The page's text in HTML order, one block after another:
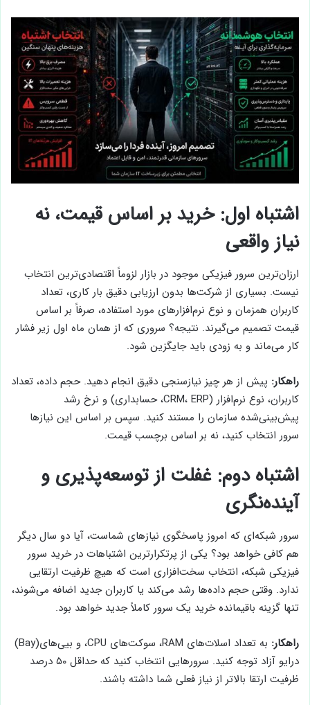
اشتباه اول: خرید بر اساس قیمت، نه
نیاز واقعی
ارزان‌ترین سرور فیزیکی موجود در بازار لزوماً اقتصادی‌ترین انتخاب
نیست. بسیاری از شرکت‌ها بدون ارزیابی دقیق بار کاری، تعداد
کاربران همزمان و نوع نرم‌افزارهای مورد استفاده، صرفاً بر اساس
قیمت تصمیم می‌گیرند. نتیجه؟ سروری که از همان ماه اول زیر فشار
کار می‌ماند و به زودی باید جایگزین شود.
راهکار: پیش از هر چیز نیازسنجی دقیق انجام دهید. حجم داده، تعداد
کاربران، نوع نرم‌افزار (CRM، ERP، حسابداری) و نرخ رشد
پیش‌بینی‌شده سازمان را مستند کنید. سپس بر اساس این نیازها
سرور انتخاب کنید، نه بر اساس برچسب قیمت.
اشتباه دوم: غفلت از توسعه‌پذیری و
آینده‌نگری
سرور شبکه‌ای که امروز پاسخگوی نیازهای شماست، آیا دو سال دیگر
هم کافی خواهد بود؟ یکی از پرتکرارترین اشتباهات در خرید سرور
فیزیکی شبکه، انتخاب سخت‌افزاری است که هیچ ظرفیت ارتقایی
ندارد. وقتی حجم داده‌ها رشد می‌کند یا کاربران جدید اضافه می‌شوند،
تنها گزینه باقیمانده خرید یک سرور کاملاً جدید خواهد بود.
راهکار:
به تعداد اسلات‌های RAM، سوکت‌های CPU، و بیی‌های(Bay)
درایو آزاد توجه کنید. سرورهایی انتخاب کنید که حداقل ۵۰ درصد
ظرفیت ارتقا بالاتر از نیاز فعلی شما داشته باشند.